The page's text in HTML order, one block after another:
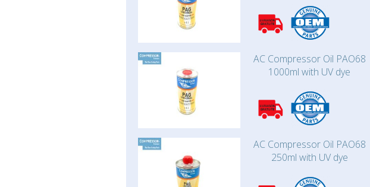
AC Compressor Oil PAO68
1000ml with UV dye
AC Compressor Oil PAO68
250ml with UV dye